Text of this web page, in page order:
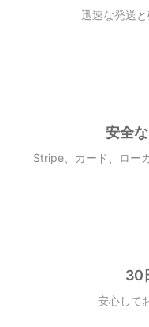
迅速な発送
安全
Stripe、カード、ロー
30
安心して